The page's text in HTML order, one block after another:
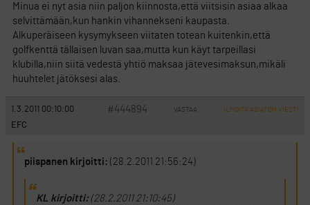
Minua ei nyt asia niin paljon kiinnosta,että viitsisin asiaa alkaa
selvittämään,kun hankin vihannekseni kaupasta.
Alkuperäiseen kysymykseen viitaten totean kuitenkin,että
golfkenttä tällaisen luvan saa,mutta kun käyt tarpeillasi
klubilla,niin siitä vedestä yhtiö maksaa jätevesimaksun,mikäli
huuhtelet jätöksesi alas.
1.3.2011 00:10:00 #444894 VASTAA ILMOITA ASIATON VIESTI
EFC
piispanen kirjoitti: (28.2.2011 21:56:24)
KL kirjoitti:(28.2.2011 21:10:45)